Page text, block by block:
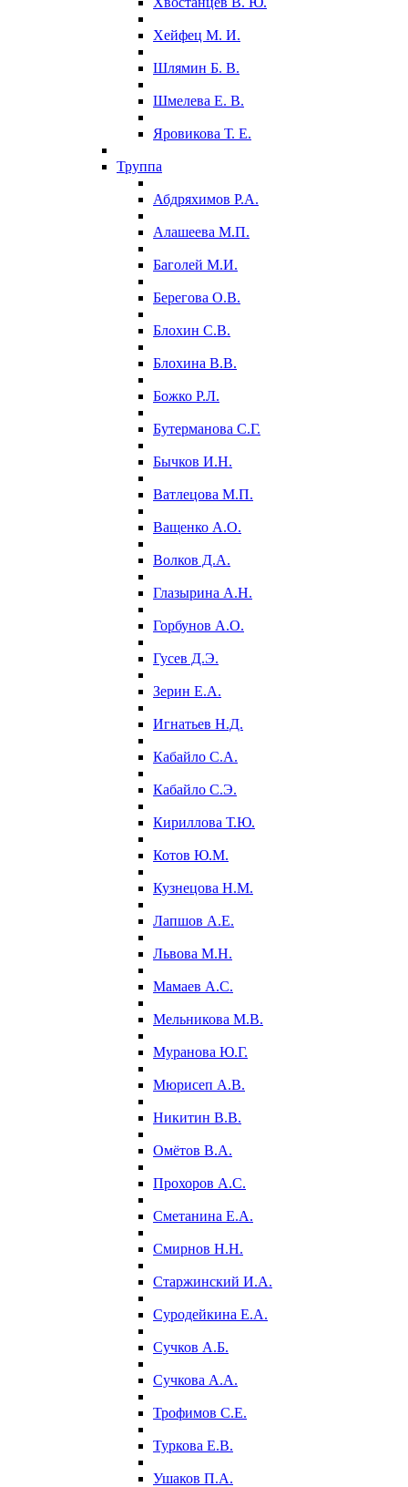
Хейфец М. И.
Шлямин Б. В.
Шмелева Е. В.
Яровикова Т. Е.
Труппа
Абдряхимов Р.А.
Алашеева М.П.
Баголей М.И.
Берегова О.В.
Блохин С.В.
Блохина В.В.
Божко Р.Л.
Бутерманова С.Г.
Бычков И.Н.
Ватлецова М.П.
Ващенко А.О.
Волков Д.А.
Глазырина А.Н.
Горбунов А.О.
Гусев Д.Э.
Зерин Е.А.
Игнатьев Н.Д.
Кабайло С.А.
Кабайло С.Э.
Кириллова Т.Ю.
Котов Ю.М.
Кузнецова Н.М.
Лапшов А.Е.
Львова М.Н.
Мамаев А.С.
Мельникова М.В.
Муранова Ю.Г.
Мюрисеп А.В.
Никитин В.В.
Омётов В.А.
Прохоров А.С.
Сметанина Е.А.
Смирнов Н.Н.
Старжинский И.А.
Суродейкина Е.А.
Сучков А.Б.
Сучкова А.А.
Трофимов С.Е.
Туркова Е.В.
Ушаков П.А.